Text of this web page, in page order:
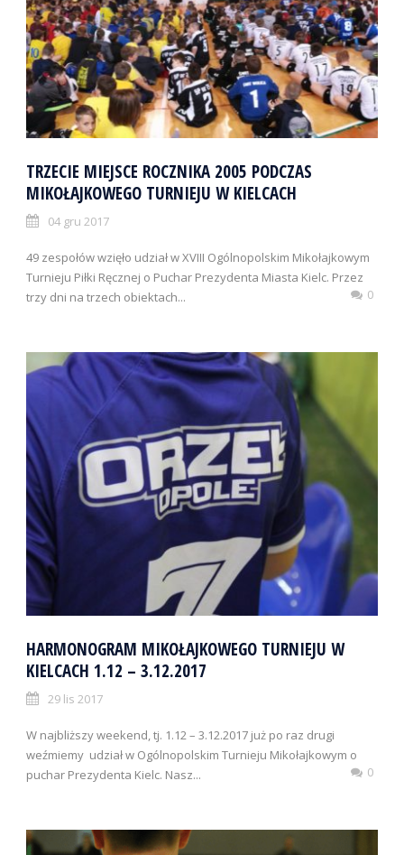
TRZECIE MIEJSCE ROCZNIKA 2005 PODCZAS
MIKOŁAJKOWEGO TURNIEJU W KIELCACH
04 gru 2017
49 zespołów wzięło udział w XVIII Ogólnopolskim Mikołajkowym
Turnieju Piłki Ręcznej o Puchar Prezydenta Miasta Kielc. Przez
trzy dni na trzech obiektach...
0
HARMONOGRAM MIKOŁAJKOWEGO TURNIEJU W
KIELCACH 1.12 – 3.12.2017
29 lis 2017
W najbliższy weekend, tj. 1.12 – 3.12.2017 już po raz drugi
weźmiemy udział w Ogólnopolskim Turnieju Mikołajkowym o
puchar Prezydenta Kielc. Nasz...
0